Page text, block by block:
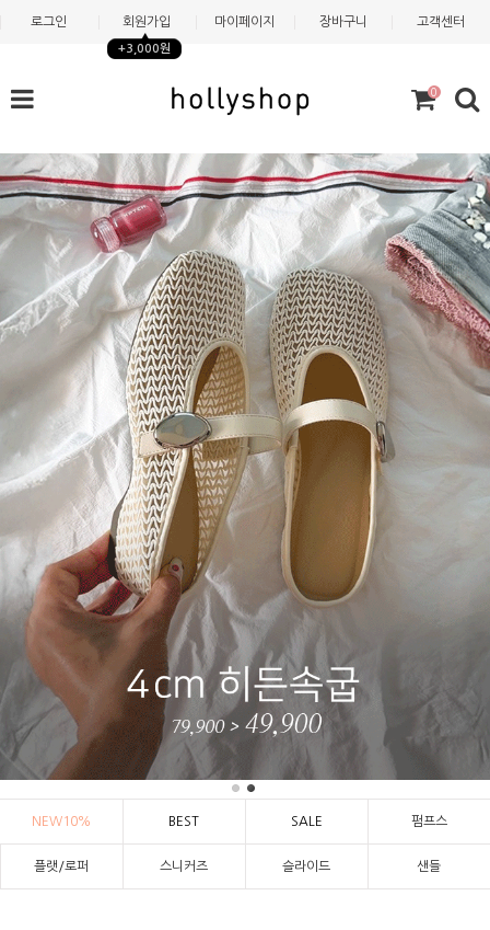
로그인 회원가입
+3,000원
마이페이지 장바구니 고객센터
0
NEW10% BEST SALE 펌프스
플랫/로퍼 스니커즈 슬라이드 샌들